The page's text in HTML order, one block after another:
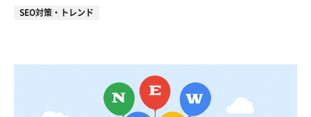
SEO対策・トレンド